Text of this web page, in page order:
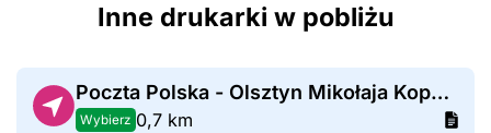
Inne drukarki w pobliżu
Poczta Polska - Olsztyn Mikołaja Kopernika
Wybierz 0,7 km